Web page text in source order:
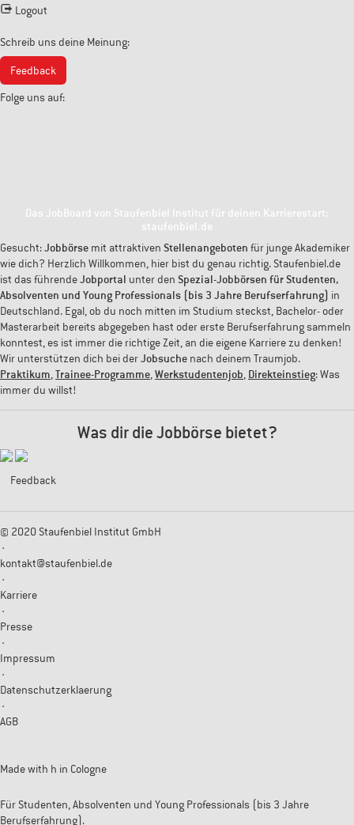
Logout
Schreib uns deine Meinung:
Feedback
Folge uns auf:
Das JobBoard von Staufenbiel Institut für deinen Karrierestart:
staufenbiel.de
Gesucht:Jobbörse mit attraktiven Stellenangeboten für junge Akademiker
wie dich? Herzlich Willkommen, hier bist du genau richtig. Staufenbiel.de
ist das führendeJobportal unter den Spezial-Jobbörsen für Studenten,
Absolventen und Young Professionals (bis 3 Jahre Berufserfahrung) in
Deutschland. Egal, ob du noch mitten im Studium steckst, Bachelor- oder
Masterarbeit bereits abgegeben hast oder erste Berufserfahrung sammeln
konntest, es ist immer die richtige Zeit, an die eigene Karriere zu denken!
Wir unterstützen dich bei derJobsuche nach deinem Traumjob.
Praktikum Trainee-Programme Werkstudentenjob Direkteinstieg: Was
immer du willst!
Was dir die Jobbörse bietet?
Feedback
© 2020 Staufenbiel Institut GmbH
·
kontakt@staufenbiel.de
·
Karriere
·
Presse
·
Impressum
·
Datenschutzerklaerung
·
AGB
Made with h in Cologne
Für Studenten, Absolventen und Young Professionals (bis 3 Jahre
Berufserfahrung).